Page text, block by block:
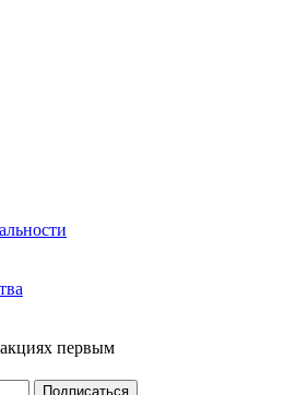
первым